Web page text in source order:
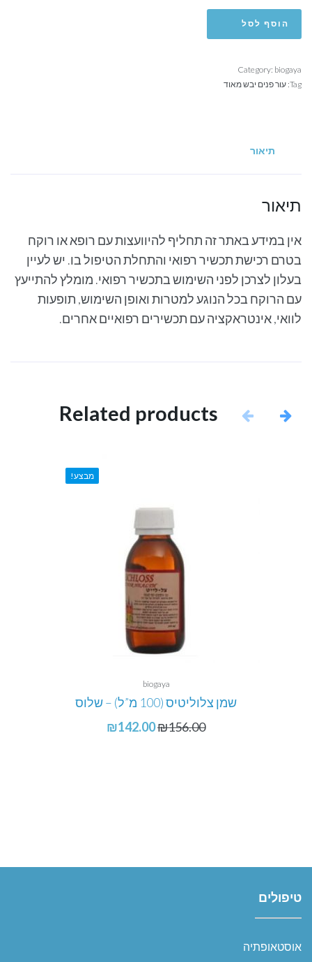
הוסף לסל
Category: biogaya
Tag: עור פנים יבש מאוד
תיאור
תיאור
אין במידע באתר זה תחליף להיוועצות עם רופא או רוקח
בטרם רכישת תכשיר רפואי והתחלת הטיפול בו. יש לעיין
בעלון לצרכן לפני השימוש בתכשיר רפואי. מומלץ להתייעץ
עם הרוקח בכל הנוגע למטרות ואופן השימוש, תופעות
לוואי, אינטראקציה עם תכשירים רפואיים אחרים.
Related products
מבצע!
biogaya
שמן צלוליטיס (100 מ”ל) – שלוס
₪156.00
₪142.00
טיפולים
אוסטאופתיה